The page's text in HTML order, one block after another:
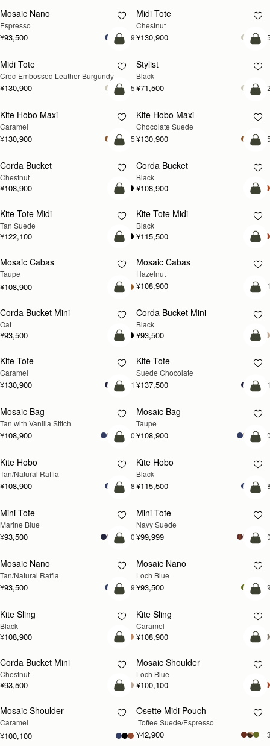
Mosaic Nano
Espresso
¥93,500 +9
Midi Tote
Chestnut
¥130,900
カートに追加
Midi Tote
Croc-Embossed Leather Burgundy
¥130,900 +5
カ
Stylist
Black
¥71,500
カートに追加
Kite Hobo Maxi
Caramel
¥130,900 +5
カ
Kite Hobo Maxi
Chocolate Suede
¥130,900
カートに追加
Corda Bucket
Chestnut
¥108,900
カ
Corda Bucket
Black
¥108,900
カートに追加
Kite Tote Midi
Tan Suede
¥122,100
カ
Kite Tote Midi
Black
¥115,500
新登場
カートに追加
Mosaic Cabas
Taupe
¥108,900
新登場
カ
Mosaic Cabas
Hazelnut
¥108,900
カートに追加
Corda Bucket Mini
Oat
¥93,500
カ
Corda Bucket Mini
Black
¥93,500
カートに追加
Kite Tote
Caramel
¥130,900 +1
カ
Kite Tote
Suede Chocolate
¥137,500
カートに追加
Mosaic Bag
Tan with Vanilla Stitch
¥108,900 +10
カ
Mosaic Bag
Taupe
¥108,900
カートに追加
Kite Hobo
Tan/Natural Raffia
¥108,900 +8
カ
Kite Hobo
Black
¥115,500
カートに追加
Mini Tote
Marine Blue
¥93,500 +10
新登場
カ
Mini Tote
Navy Suede
¥99,999
予約する
予約する
Mosaic Nano
Tan/Natural Raffia
¥93,500 +9
新登場
カ
Mosaic Nano
Loch Blue
¥93,500
カートに追加
Kite Sling
Black
¥108,900
カ
Kite Sling
Caramel
¥108,900
カートに追加
Corda Bucket Mini
Chestnut
¥93,500
新登場
カ
Mosaic Shoulder
Loch Blue
¥100,100
予約する
予約する
Mosaic Shoulder
Caramel
¥100,100
カ
Osette Midi Pouch
Toffee Suede/Espresso
¥42,900